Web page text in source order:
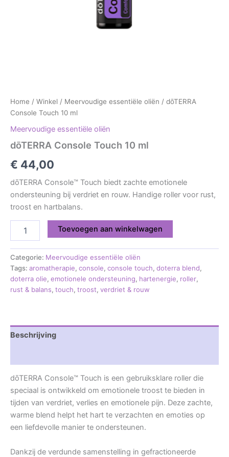
Home / Winkel / Meervoudige essentiële oliën / dōTERRA
Console Touch 10 ml
Meervoudige essentiële oliën
dōTERRA Console Touch 10 ml
€ 44,00
dōTERRA Console™ Touch biedt zachte emotionele
ondersteuning bij verdriet en rouw. Handige roller voor rust,
troost en hartbalans.
Toevoegen aan winkelwagen
Categorie: Meervoudige essentiële oliën
Tags: aromatherapie, console, console touch, doterra blend,
doterra olie, emotionele ondersteuning, hartenergie, roller,
rust & balans, touch, troost, verdriet & rouw
Beschrijving
dōTERRA Console™ Touch is een gebruiksklare roller die
speciaal is ontwikkeld om emotionele troost te bieden in
tijden van verdriet, verlies en emotionele pijn. Deze zachte,
warme blend helpt het hart te verzachten en emoties op
een liefdevolle manier te ondersteunen.
Dankzij de verdunde samenstelling in gefractioneerde